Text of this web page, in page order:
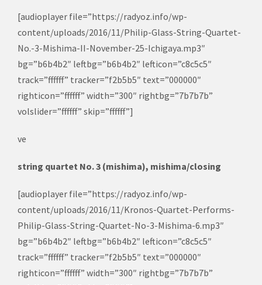
[audioplayer file=”https://radyoz.info/wp-
content/uploads/2016/11/Philip-Glass-String-Quartet-
No.-3-Mishima-II-November-25-Ichigaya.mp3″
bg=”b6b4b2″ leftbg=”b6b4b2″ lefticon=”c8c5c5″
track=”ffffff” tracker=”f2b5b5″ text=”000000″
righticon=”ffffff” width=”300″ rightbg=”7b7b7b”
volslider=”ffffff” skip=”ffffff”]
ve
string quartet No. 3 (mishima), mishima/closing
[audioplayer file=”https://radyoz.info/wp-
content/uploads/2016/11/Kronos-Quartet-Performs-
Philip-Glass-String-Quartet-No-3-Mishima-6.mp3″
bg=”b6b4b2″ leftbg=”b6b4b2″ lefticon=”c8c5c5″
track=”ffffff” tracker=”f2b5b5″ text=”000000″
righticon=”ffffff” width=”300″ rightbg=”7b7b7b”